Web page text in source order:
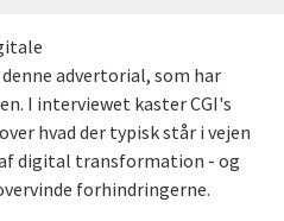
advertorial, som har
I interviewet kaster CGI's
hvad der typisk står i vejen
digital transformation - og
forhindringerne.